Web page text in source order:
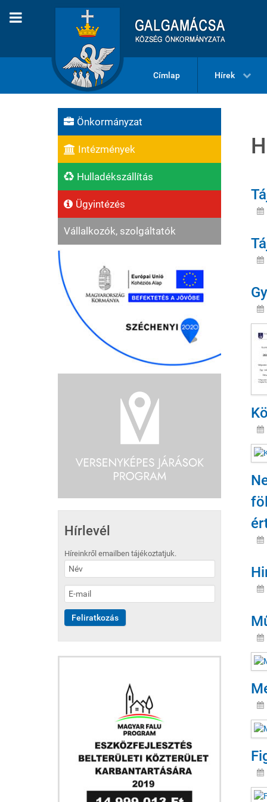
Címlap Hírek
Önkormányzat
Intézmények
Hulladékszállítás
Ügyintézés
Vállalkozók, szolgáltatók
Hírlevél
Híreinkről emailben tájékoztatjuk.